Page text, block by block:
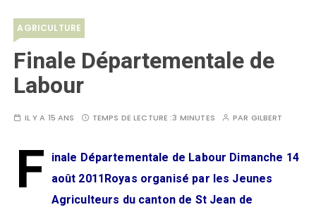
AGRICULTURE
Finale Départementale de
Labour
IL Y A 15 ANS TEMPS DE LECTURE :3 MINUTES PAR GILBERT
F inale Départementale de Labour Dimanche 14
août 2011Royas organisé par les Jeunes
Agriculteurs du canton de St Jean de